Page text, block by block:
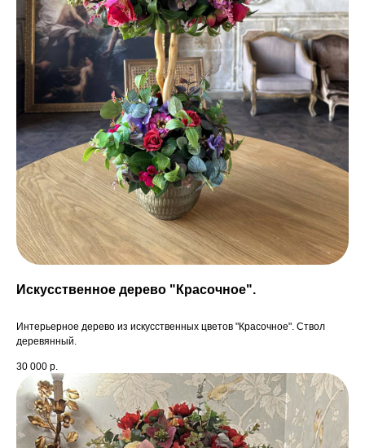
Искусственное дерево "Красочное".
Интерьерное дерево из искусственных цветов "Красочное". Ствол
деревянный.
30 000 р.